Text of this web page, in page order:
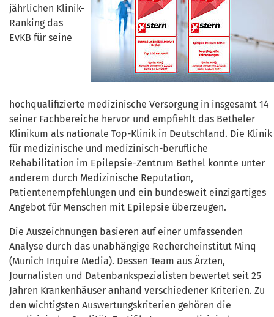
jährlichen Klinik-
Ranking das
EvKB für seine
hochqualifizierte medizinische Versorgung in insgesamt 14
seiner Fachbereiche hervor und empfiehlt das Betheler
Klinikum als nationale Top-Klinik in Deutschland. Die Klinik
für medizinische und medizinisch-berufliche
Rehabilitation im Epilepsie-Zentrum Bethel konnte unter
anderem durch Medizinische Reputation,
Patientenempfehlungen und ein bundesweit einzigartiges
Angebot für Menschen mit Epilepsie überzeugen.
Die Auszeichnungen basieren auf einer umfassenden
Analyse durch das unabhängige Rechercheinstitut Minq
(Munich Inquire Media). Dessen Team aus Ärzten,
Journalisten und Datenbankspezialisten bewertet seit 25
Jahren Krankenhäuser anhand verschiedener Kriterien. Zu
den wichtigsten Auswertungskriterien gehören die